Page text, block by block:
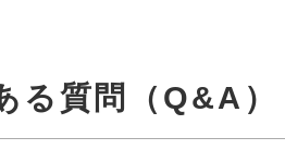
る質問（Q&A）